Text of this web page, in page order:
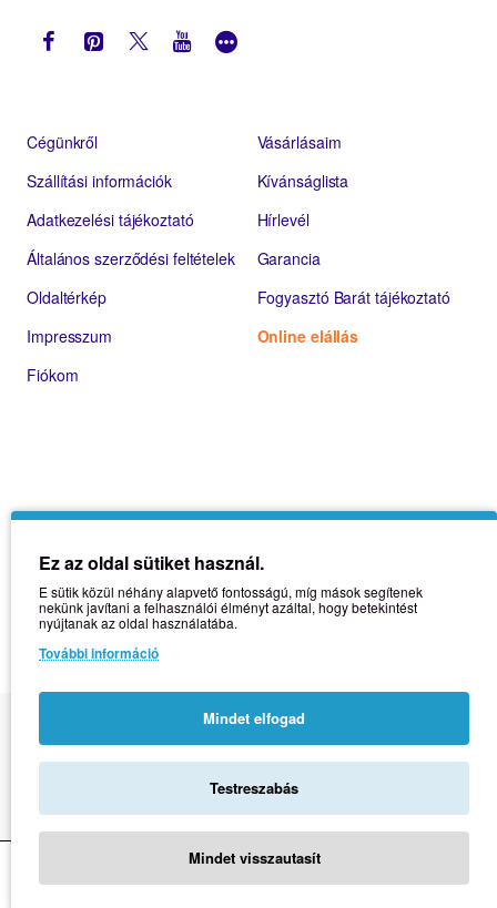
Kosárba teszem
Cégünkről
Szállítási információk
Adatkezelési tájékoztató
Általános szerződési feltételek
Oldaltérkép
Impresszum
Fiókom
Vásárlásaim
Kívánságlista
Hírlevél
Garancia
Fogyasztó Barát tájékoztató
Online elállás
Copyright © 2021 | Üzemeltető: Natural Vitamin + Kft. | Adószám:
14397978-2-43
Ez az oldal sütiket használ.
E sütik közül néhány alapvető fontosságú, míg mások segítenek
nekünk javítani a felhasználói élményt azáltal, hogy betekintést
nyújtanak az oldal használatába.
További információ
Mindet elfogad
Testreszabás
Mindet visszautasít